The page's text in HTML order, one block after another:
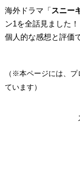
海外ドラマ「 スニー
ン1を全話見ました！
個人的な感想と評価
（※本ページには、
ています）